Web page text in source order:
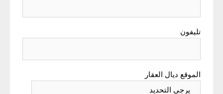
تليفون
الموقع ديال العقار